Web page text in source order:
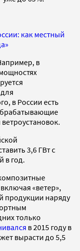
как местный
в
в России есть
3,6 ГВт с
в год.
«ветер»,
продукции наряду
только
в 2015 году в
вырасти до 5,5